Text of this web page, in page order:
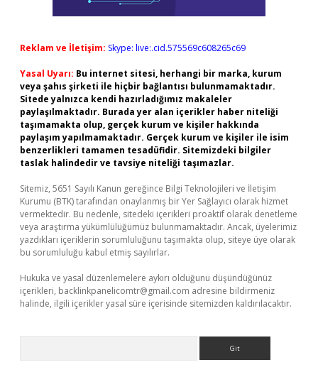
Reklam ve İletişim: Skype: live:.cid.575569c608265c69
Yasal Uyarı: Bu internet sitesi, herhangi bir marka, kurum
veya şahıs şirketi ile hiçbir bağlantısı bulunmamaktadır.
Sitede yalnızca kendi hazırladığımız makaleler
paylaşılmaktadır. Burada yer alan içerikler haber niteliği
taşımamakta olup, gerçek kurum ve kişiler hakkında
paylaşım yapılmamaktadır. Gerçek kurum ve kişiler ile isim
benzerlikleri tamamen tesadüfidir. Sitemizdeki bilgiler
taslak halindedir ve tavsiye niteliği taşımazlar.
Sitemiz, 5651 Sayılı Kanun gereğince Bilgi Teknolojileri ve İletişim
Kurumu (BTK) tarafından onaylanmış bir Yer Sağlayıcı olarak hizmet
vermektedir. Bu nedenle, sitedeki içerikleri proaktif olarak denetleme
veya araştırma yükümlülüğümüz bulunmamaktadır. Ancak, üyelerimiz
yazdıkları içeriklerin sorumluluğunu taşımakta olup, siteye üye olarak
bu sorumluluğu kabul etmiş sayılırlar.
Hukuka ve yasal düzenlemelere aykırı olduğunu düşündüğünüz
içerikleri, backlinkpanelicomtr@gmail.com adresine bildirmeniz
halinde, ilgili içerikler yasal süre içerisinde sitemizden kaldırılacaktır.